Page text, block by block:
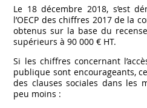
Le 18 décembre 2018, s’est
l’OECP des chiffres 2017 de la
obtenus sur la base du
supérieurs à 90 000 € HT.
Si les chiffres concernant
publique sont encourageants,
des clauses sociales dans les
peu moins :